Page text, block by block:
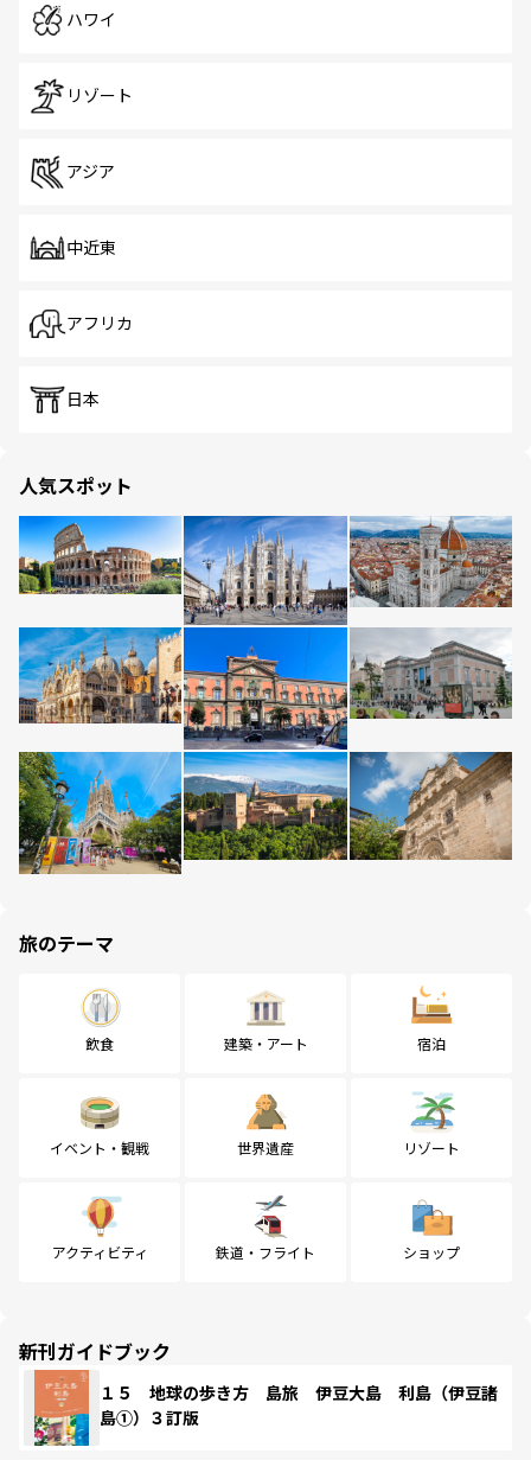
ハワイ
リゾート
アジア
中近東
アフリカ
日本
人気スポット
旅のテーマ
飲食 建築・アート 宿泊
イベント・観戦 世界遺産 リゾート
アクティビティ 鉄道・フライト ショップ
新刊ガイドブック
１５ 地球の歩き方 島旅 伊豆大島 利島（伊豆諸
島①）３訂版